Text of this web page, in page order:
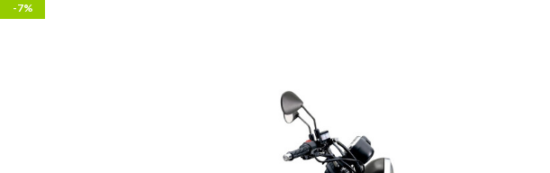
-7%